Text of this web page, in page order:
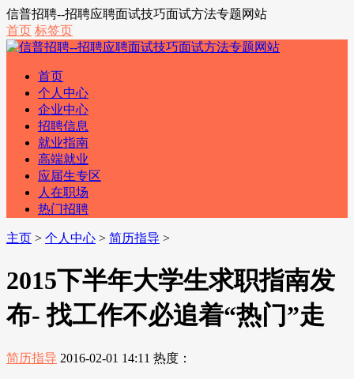
信普招聘--招聘应聘面试技巧面试方法专题网站
首页 标签页
首页
个人中心
企业中心
招聘信息
就业指南
高端就业
应届生专区
人在职场
热门招聘
主页 > 个人中心 > 简历指导 >
2015下半年大学生求职指南发
布- 找工作不必追着“热门”走
简历指导 2016-02-01 14:11 热度：